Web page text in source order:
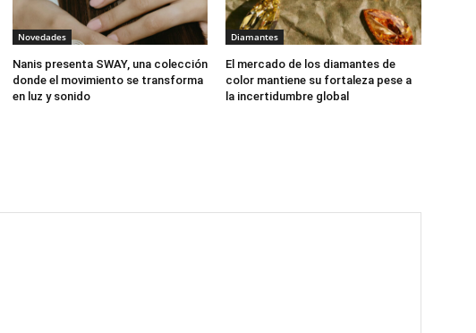
Novedades
Nanis presenta SWAY, una colección
donde el movimiento se transforma
en luz y sonido
Diamantes
El mercado de los diamantes de
color mantiene su fortaleza pese a
la incertidumbre global